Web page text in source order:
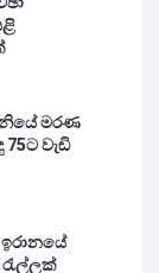
මරණ
75ට වැඩි
රැල්ලක්